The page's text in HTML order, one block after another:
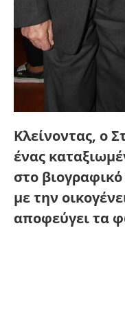
Κλείνοντας, ο
ένας
στο
με την
αποφεύγει τα